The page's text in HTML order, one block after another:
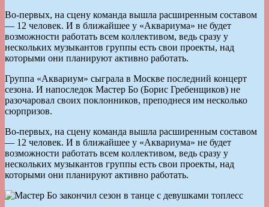
Во-первых, на сцену команда вышла расширенным составом
— 12 человек. И в ближайшее у «Аквариума» не будет
возможности работать всем коллективом, ведь сразу у
нескольких музыкантов группы есть свои проекты, над
которыми они планируют активно работать.
Группа «Аквариум» сыграла в Москве последний концерт
сезона. И напоследок Мастер Бо (Борис Гребенщиков) не
разочаровал своих поклонников, преподнеся им несколько
сюрпризов.
Во-первых, на сцену команда вышла расширенным составом
— 12 человек. И в ближайшее у «Аквариума» не будет
возможности работать всем коллективом, ведь сразу у
нескольких музыкантов группы есть свои проекты, над
которыми они планируют активно работать.